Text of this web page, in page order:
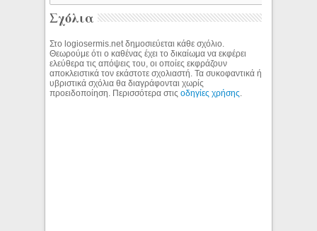
Σχόλια
Στο logiosermis.net δημοσιεύεται κάθε σχόλιο.
Θεωρούμε ότι ο καθένας έχει το δικαίωμα να εκφέρει
ελεύθερα τις απόψεις του, οι οποίες εκφράζουν
αποκλειστικά τον εκάστοτε σχολιαστή. Τα συκοφαντικά ή
υβριστικά σχόλια θα διαγράφονται χωρίς
προειδοποίηση. Περισσότερα στιςοδηγίες χρήσης